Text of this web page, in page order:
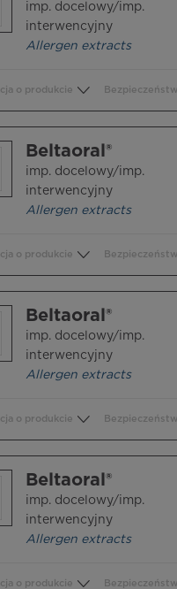
imp. docelowy/imp.
interwencyjny
Allergen extracts
o produkcie
Beltaoral®
imp. docelowy/imp.
interwencyjny
Allergen extracts
o produkcie
Beltaoral®
imp. docelowy/imp.
interwencyjny
Allergen extracts
o produkcie
Beltaoral®
imp. docelowy/imp.
interwencyjny
Allergen extracts
o produkcie